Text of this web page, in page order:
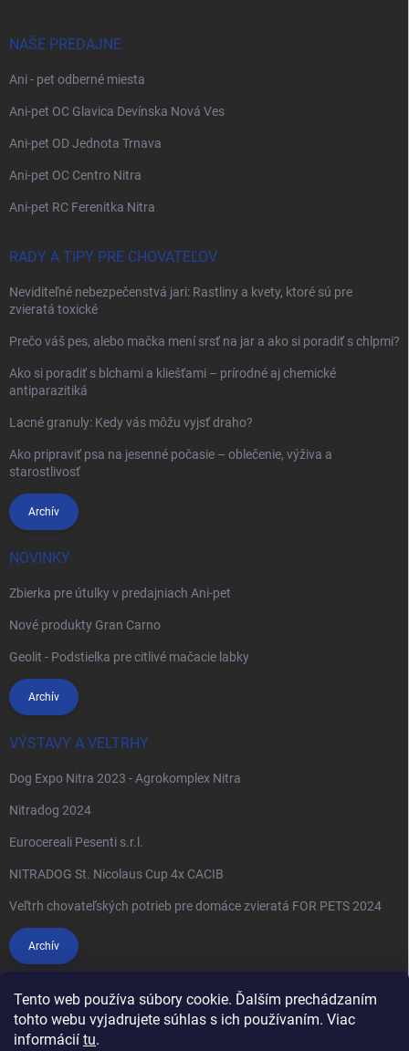
Tento web používa súbory cookie. Ďalším prechádzaním
tohto webu vyjadrujete súhlas s ich používaním. Viac
informácií tu.
NAŠE PREDAJNE
Ani - pet odberné miesta
Ani-pet OC Glavica Devínska Nová Ves
Ani-pet OD Jednota Trnava
Ani-pet OC Centro Nitra
Ani-pet RC Ferenitka Nitra
RADY A TIPY PRE CHOVATEĽOV
Neviditeľné nebezpečenstvá jari: Rastliny a kvety, ktoré sú pre
zvieratá toxické
Prečo váš pes, alebo mačka mení srsť na jar a ako si poradiť s chlpmi?
Ako si poradiť s blchami a kliešťami – prírodné aj chemické
antiparazitiká
Lacné granuly: Kedy vás môžu vyjsť draho?
Ako pripraviť psa na jesenné počasie – oblečenie, výživa a
starostlivosť
Archív
NOVINKY
Zbierka pre útulky v predajniach Ani-pet
Nové produkty Gran Carno
Geolit - Podstielka pre citlivé mačacie labky
Archív
VÝSTAVY A VELTRHY
Dog Expo Nitra 2023 - Agrokomplex Nitra
Nitradog 2024
Eurocereali Pesenti s.r.l.
NITRADOG St. Nicolaus Cup 4x CACIB
Veľtrh chovateľských potrieb pre domáce zvieratá FOR PETS 2024
Archív